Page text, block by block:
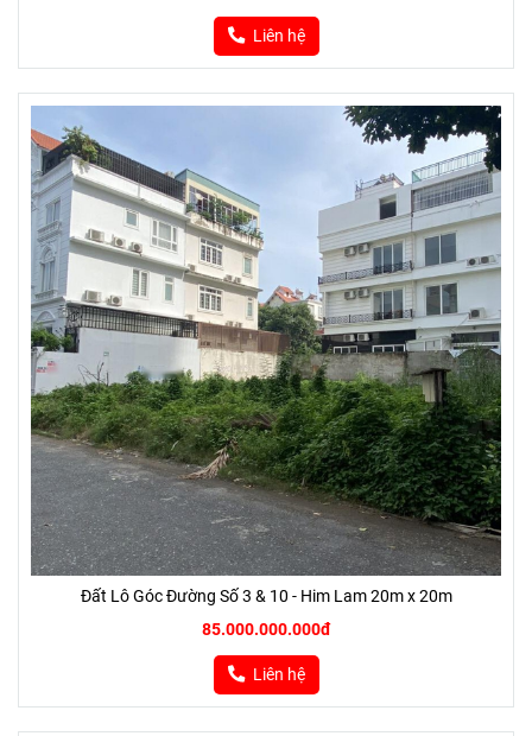
Liên hệ
Đất Lô Góc Đường Số 3 & 10 - Him Lam 20m x 20m
85.000.000.000đ
Liên hệ